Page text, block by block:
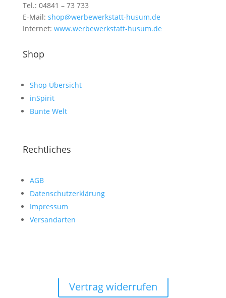
Tel.: 04841 – 73 733
E-Mail: shop@werbewerkstatt-husum.de
Internet: www.werbewerkstatt-husum.de
Shop
Shop Übersicht
inSpirit
Bunte Welt
Rechtliches
AGB
Datenschutzerklärung
Impressum
Versandarten
Vertrag widerrufen